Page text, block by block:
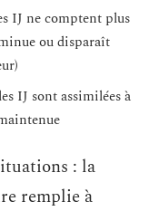
IJ ne comptent plus
ou disparaît
IJ sont assimilées à
: la
remplie à